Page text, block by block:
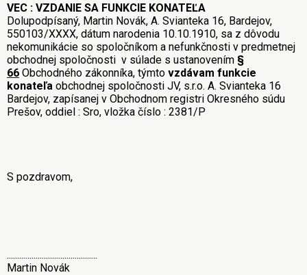
VEC : VZDANIE SA FUNKCIE KONATEĽA
Dolupodpísaný, Martin Novák, A. Svianteka 16, Bardejov,
550103/XXXX, dátum narodenia 10.10.1910, sa z dôvodu
nekomunikácie so spoločníkom a nefunkčnosti v predmetnej
obchodnej spoločnosti v súlade s ustanovením §
66 Obchodného zákonníka, týmto vzdávam funkcie
konateľa obchodnej spoločnosti JV, s.r.o. A. Svianteka 16
Bardejov, zapísanej v Obchodnom registri Okresného súdu
Prešov, oddiel : Sro, vložka číslo : 2381/P
S pozdravom,
............................................
Martin Novák